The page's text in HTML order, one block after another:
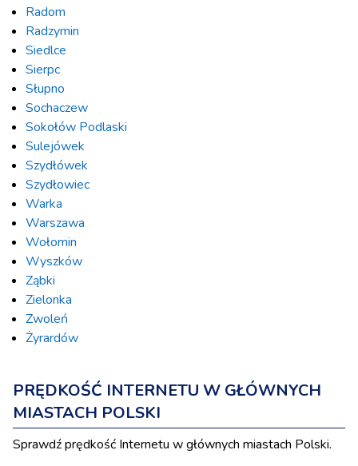
Radom
Radzymin
Siedlce
Sierpc
Słupno
Sochaczew
Sokołów Podlaski
Sulejówek
Szydłówek
Szydłowiec
Warka
Warszawa
Wołomin
Wyszków
Ząbki
Zielonka
Zwoleń
Żyrardów
PRĘDKOŚĆ INTERNETU W GŁÓWNYCH
MIASTACH POLSKI
Sprawdź prędkość Internetu w głównych miastach Polski.